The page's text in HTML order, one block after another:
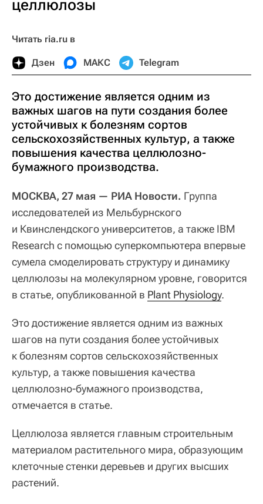
целлюлозы
Читать ria.ru в
Дзен МАКС Telegram
Это достижение является одним из
важных шагов на пути создания более
устойчивых к болезням сортов
сельскохозяйственных культур, а также
повышения качества целлюлозно-
бумажного производства.
МОСКВА, 27 мая — РИА Новости. Группа
исследователей из Мельбурнского
и Квинслендского университетов, а также IBM
Research с помощью суперкомпьютера впервые
сумела смоделировать структуру и динамику
целлюлозы на молекулярном уровне, говорится
в статье, опубликованной в Plant Physiology.
Это достижение является одним из важных
шагов на пути создания более устойчивых
к болезням сортов сельскохозяйственных
культур, а также повышения качества
целлюлозно-бумажного производства,
отмечается в статье.
Целлюлоза является главным строительным
материалом растительного мира, образующим
клеточные стенки деревьев и других высших
растений.